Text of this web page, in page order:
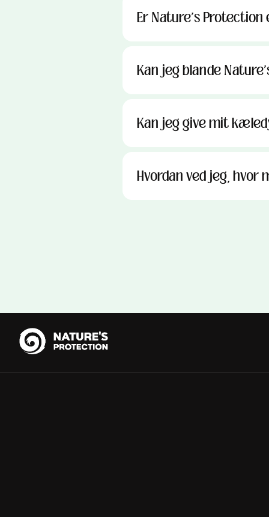
Er Nature's
Kan jeg blande
Kan jeg give mit
Hvordan ved jeg,